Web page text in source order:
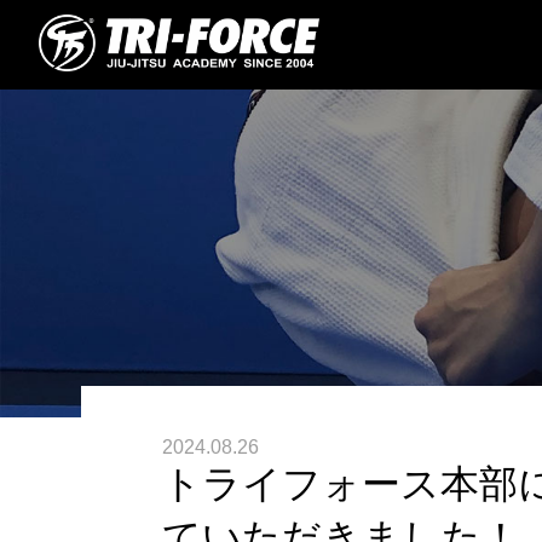
2024.08.26
トライフォース本